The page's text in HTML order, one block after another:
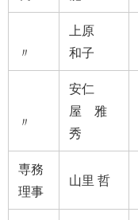
〃
上原
和子
〃
安仁
屋 雅
秀
専務
理事
山里 哲